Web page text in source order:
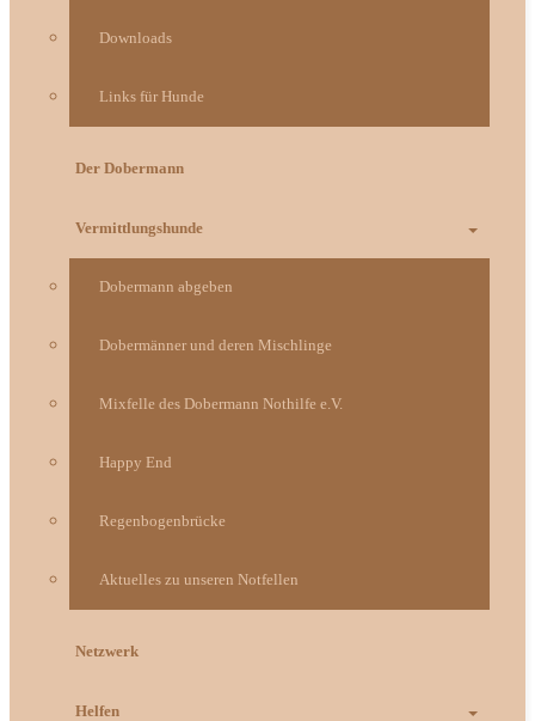
Downloads
Links für Hunde
Der Dobermann
Vermittlungshunde
Dobermann abgeben
Dobermänner und deren Mischlinge
Mixfelle des Dobermann Nothilfe e.V.
Happy End
Regenbogenbrücke
Aktuelles zu unseren Notfellen
Netzwerk
Helfen